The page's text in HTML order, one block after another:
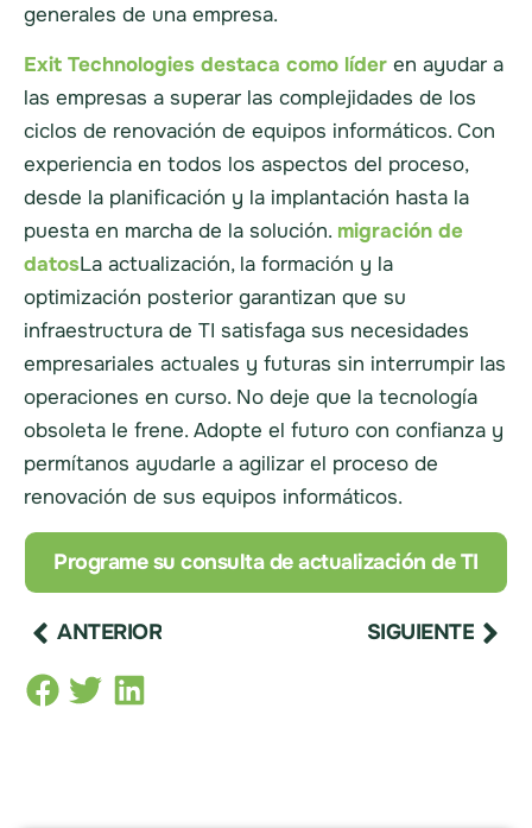
generales de una empresa.
Exit Technologies destaca como líder en ayudar a
las empresas a superar las complejidades de los
ciclos de renovación de equipos informáticos. Con
experiencia en todos los aspectos del proceso,
desde la planificación y la implantación hasta la
puesta en marcha de la solución. migración de
datosLa actualización, la formación y la
optimización posterior garantizan que su
infraestructura de TI satisfaga sus necesidades
empresariales actuales y futuras sin interrumpir las
operaciones en curso. No deje que la tecnología
obsoleta le frene. Adopte el futuro con confianza y
permítanos ayudarle a agilizar el proceso de
renovación de sus equipos informáticos.
Programe su consulta de actualización de TI
ANTERIOR SIGUIENTE